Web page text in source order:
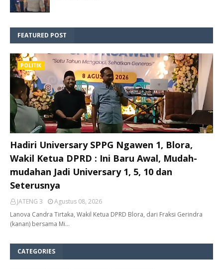
FEATURED POST
POLITIK
Hadiri Universary SPPG Ngawen 1, Blora,
Wakil Ketua DPRD : Ini Baru Awal, Mudah-
mudahan Jadi Universary 1, 5, 10 dan
Seterusnya
JATENG 3
Agustus 08, 2026
Lanova Candra Tirtaka, Wakil Ketua DPRD Blora, dari Fraksi Gerindra
(kanan) bersama Mi…
CATEGORIES